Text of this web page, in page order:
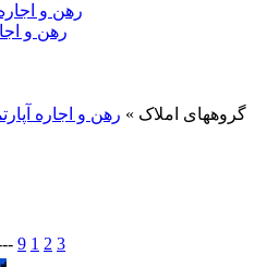
رهن و اجاره
رهن و اجاره
گروههای املاک » رهن و اجاره
9 1 2 3